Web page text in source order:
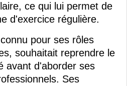
ce qui lui permet de
d'exercice régulière.
pour ses rôles
souhaitait reprendre le
avant d'aborder ses
Ses